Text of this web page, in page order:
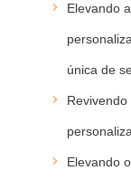
Elevando
única de
Elevando